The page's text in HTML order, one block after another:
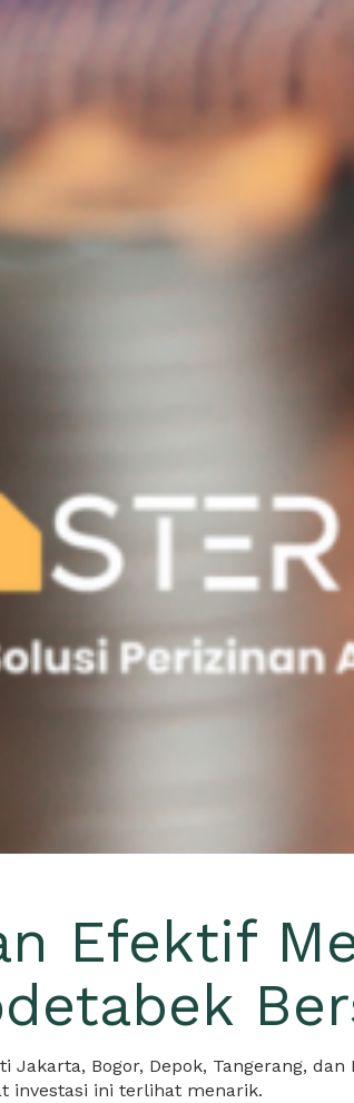
Efektif
Bogor, Depok, Tangerang,
investasi ini terlihat menarik.